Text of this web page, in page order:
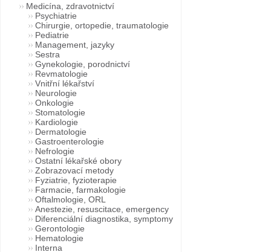
Medicína, zdravotnictví
Psychiatrie
Chirurgie, ortopedie, traumatologie
Pediatrie
Management, jazyky
Sestra
Gynekologie, porodnictví
Revmatologie
Vnitřní lékařství
Neurologie
Onkologie
Stomatologie
Kardiologie
Dermatologie
Gastroenterologie
Nefrologie
Ostatní lékařské obory
Zobrazovací metody
Fyziatrie, fyzioterapie
Farmacie, farmakologie
Oftalmologie, ORL
Anestezie, resuscitace, emergency
Diferenciální diagnostika, symptomy
Gerontologie
Hematologie
Interna